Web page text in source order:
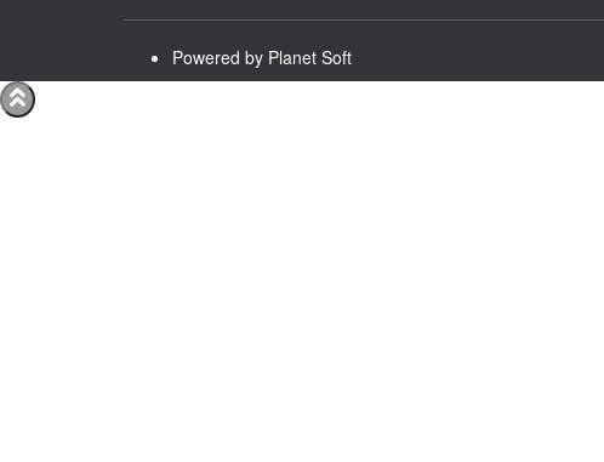
Powered by Planet Soft